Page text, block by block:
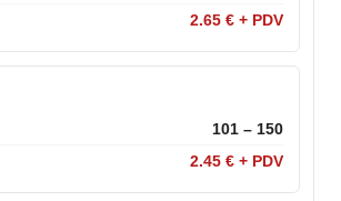
2.65 € + PDV
101 – 150
2.45 € + PDV